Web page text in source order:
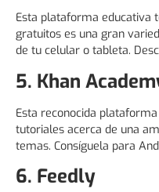
Esta plataforma educativa
gratuitos es una gran
de tu celular o tableta.
5. Khan
Esta reconocida
tutoriales acerca de una
temas. Consíguela para
6. Feedly